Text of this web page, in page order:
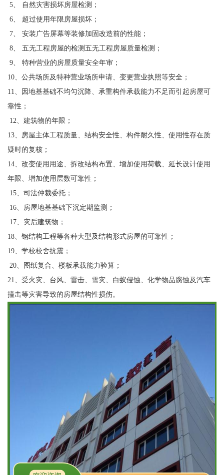
5、 自然灾害损坏房屋检测；
6、 超过使用年限房屋损坏；
7、 安装广告屏幕等装修加固改造前的性能；
8、 五无工程房屋的检测五无工程房屋质量检测；
9、 特种营业的房屋质量安全年审；
10、公共场所及特种营业场所申请、变更营业执照等安全；
11、因地基基础不均匀沉降、承重构件承载能力不足而引起房屋可
靠性；
12、建筑物的年限；
13、房屋主体工程质量、结构安全性、构件耐久性、使用性存在质
疑时的复核；
14、改变使用用途、拆改结构布置、增加使用荷载、延长设计使用
年限、增加使用层数可靠性；
15、司法仲裁委托；
16、房屋地基基础下沉定期监测；
17、灾后建筑物；
18、钢结构工程等各种大型及结构形式房屋的可靠性；
19、学校校舍抗震；
20、图纸复合、楼板承载能力验算；
21、受火灾、台风、雷击、雪灾、白蚁侵蚀、化学物品腐蚀及汽车
撞击等灾害导致的房屋结构性损伤。